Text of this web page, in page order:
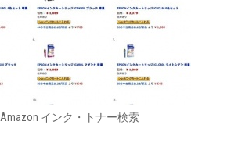
Amazon インク・トナー検索